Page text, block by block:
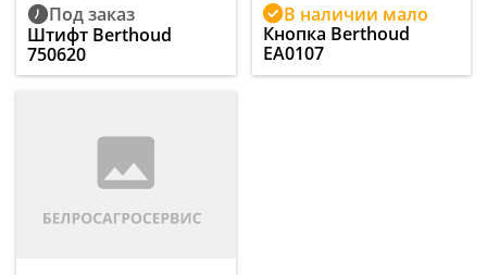
Под заказ
Штифт Berthoud
750620
В наличии мало
Кнопка Berthoud
EA0107